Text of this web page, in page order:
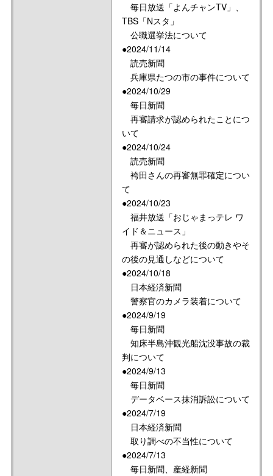
毎日放送「よんチャンTV」、
TBS「Nスタ」
公職選挙法について
●2024/11/14
読売新聞
兵庫県たつの市の事件について
●2024/10/29
毎日新聞
再審請求が認められたことにつ
いて
●2024/10/24
読売新聞
袴田さんの再審無罪確定につい
て
●2024/10/23
福井放送「おじゃまっテレ ワ
イド＆ニュース」
再審が認められた後の動きやそ
の後の見通しなどについて
●2024/10/18
日本経済新聞
警察官のカメラ装着について
●2024/9/19
毎日新聞
知床半島沖観光船沈没事故の裁
判について
●2024/9/13
毎日新聞
データベース抹消訴訟について
●2024/7/19
日本経済新聞
取り調べの不当性について
●2024/7/13
毎日新聞、産経新聞